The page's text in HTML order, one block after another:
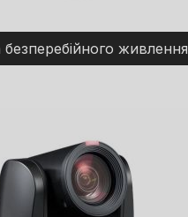
живлення